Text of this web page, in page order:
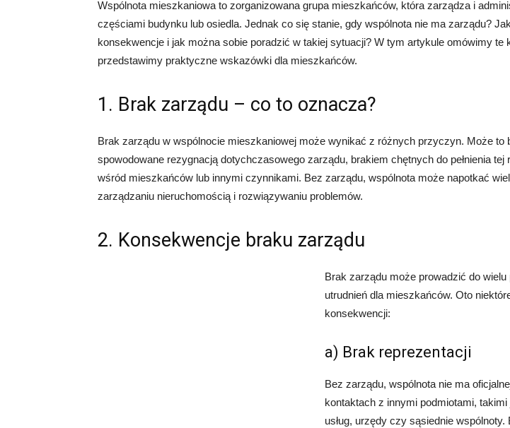
Wspólnota mieszkaniowa to zorganizowana grupa mieszkańców, która zarządza i
częściami budynku lub osiedla. Jednak co się stanie, gdy wspólnota nie ma zarządu?
konsekwencje i jak można sobie poradzić w takiej sytuacji? W tym artykule omówimy te
przedstawimy praktyczne wskazówki dla mieszkańców.
1. Brak zarządu – co to oznacza?
Brak zarządu w wspólnocie mieszkaniowej może wynikać z różnych przyczyn. Może to
spowodowane rezygnacją dotychczasowego zarządu, brakiem chętnych do pełnienia tej
wśród mieszkańców lub innymi czynnikami. Bez zarządu, wspólnota może napotkać
zarządzaniu nieruchomością i rozwiązywaniu problemów.
2. Konsekwencje braku zarządu
Brak zarządu może prowadzić do wielu
utrudnień dla mieszkańców. Oto
konsekwencji:
a) Brak reprezentacji
Bez zarządu, wspólnota nie ma
kontaktach z innymi podmiotami,
usług, urzędy czy sąsiednie wspólnoty.